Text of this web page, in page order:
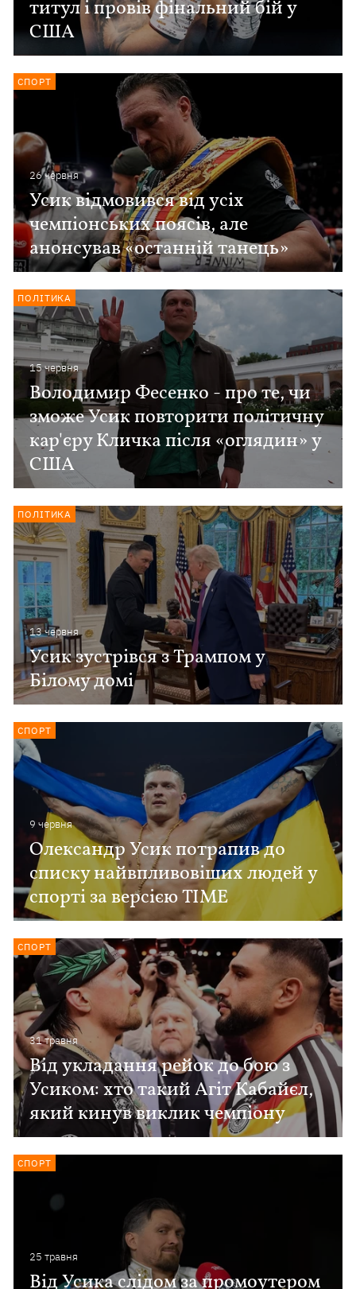
титул і провів фінальний бій у
США
26 червня
Усик відмовився від усіх
чемпіонських поясів, але
анонсував «останній танець»
СПОРТ
15 червня
Володимир Фесенко - про те, чи
зможе Усик повторити політичну
кар'єру Кличка після «оглядин» у
США
ПОЛІТИКА
13 червня
Усик зустрівся з Трампом у
Білому домі
ПОЛІТИКА
9 червня
Олександр Усик потрапив до
списку найвпливовіших людей у ​​
спорті за версією TIME
СПОРТ
31 травня
Від укладання рейок до бою з
Усиком: хто такий Агіт Кабайєл,
який кинув виклик чемпіону
СПОРТ
25 травня
Від Усика слідом за промоутером
СПОРТ